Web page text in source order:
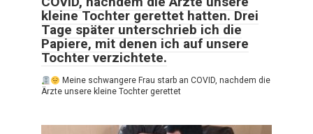
kleine Tochter gerettet hatten. Drei
Tage später unterschrieb ich die
Papiere, mit denen ich auf unsere
Tochter verzichtete.
Meine schwangere Frau starb an COVID, nachdem die
Ärzte unsere kleine Tochter gerettet